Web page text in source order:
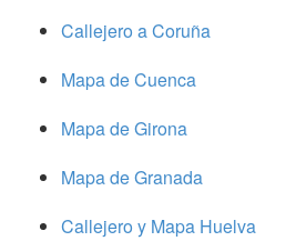
Callejero a Coruña
Mapa de Cuenca
Mapa de Girona
Mapa de Granada
Callejero y Mapa Huelva